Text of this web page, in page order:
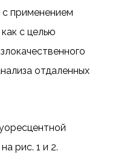
применением
с целью
отдаленных
рис. 1 и 2.